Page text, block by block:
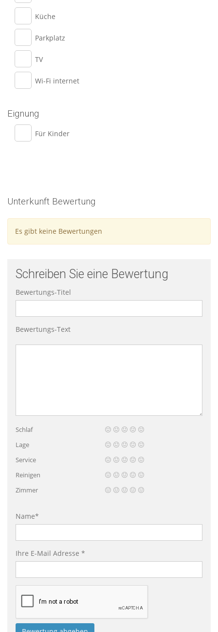
Küche
Parkplatz
TV
Wi-Fi internet
Eignung
Für Kinder
Unterkunft Bewertung
Es gibt keine Bewertungen
Schreiben Sie eine Bewertung
Bewertungs-Titel
Bewertungs-Text
Schlaf
Lage
Service
Reinigen
Zimmer
Name*
Ihre E-Mail Adresse *